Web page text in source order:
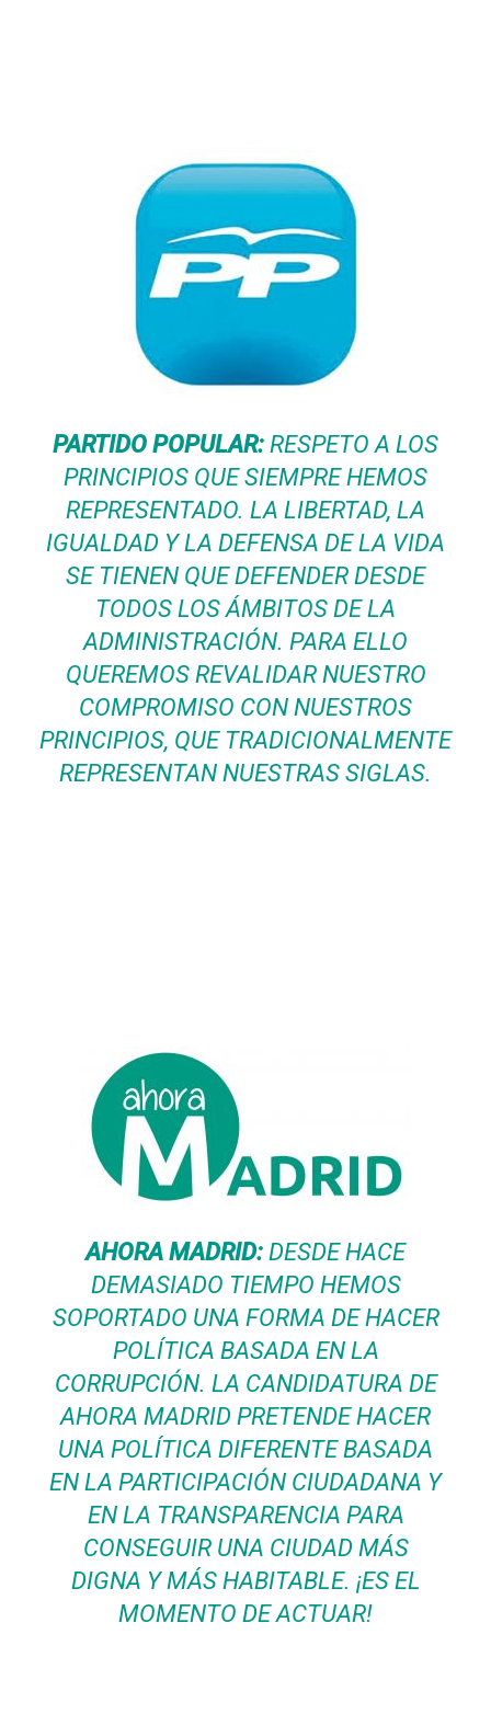
PARTIDO POPULAR: RESPETO A LOS
PRINCIPIOS QUE SIEMPRE HEMOS
REPRESENTADO. LA LIBERTAD, LA
IGUALDAD Y LA DEFENSA DE LA VIDA
SE TIENEN QUE DEFENDER DESDE
TODOS LOS ÁMBITOS DE LA
ADMINISTRACIÓN. PARA ELLO
QUEREMOS REVALIDAR NUESTRO
COMPROMISO CON NUESTROS
PRINCIPIOS, QUE TRADICIONALMENTE
REPRESENTAN NUESTRAS SIGLAS.
AHORA MADRID: DESDE HACE
DEMASIADO TIEMPO HEMOS
SOPORTADO UNA FORMA DE HACER
POLÍTICA BASADA EN LA
CORRUPCIÓN. LA CANDIDATURA DE
AHORA MADRID PRETENDE HACER
UNA POLÍTICA DIFERENTE BASADA
EN LA PARTICIPACIÓN CIUDADANA Y
EN LA TRANSPARENCIA PARA
CONSEGUIR UNA CIUDAD MÁS
DIGNA Y MÁS HABITABLE. ¡ES EL
MOMENTO DE ACTUAR!